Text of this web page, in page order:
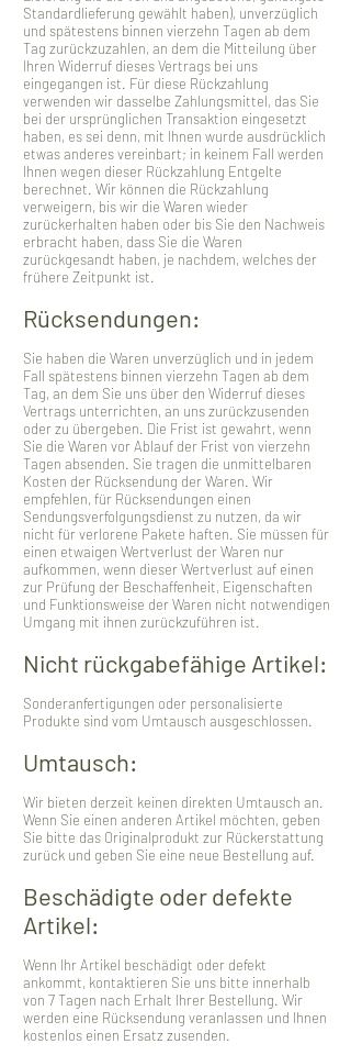
Standardlieferung gewählt haben), unverzüglich
und spätestens binnen vierzehn Tagen ab dem
Tag zurückzuzahlen, an dem die Mitteilung über
Ihren Widerruf dieses Vertrags bei uns
eingegangen ist. Für diese Rückzahlung
verwenden wir dasselbe Zahlungsmittel, das Sie
bei der ursprünglichen Transaktion eingesetzt
haben, es sei denn, mit Ihnen wurde ausdrücklich
etwas anderes vereinbart; in keinem Fall werden
Ihnen wegen dieser Rückzahlung Entgelte
berechnet. Wir können die Rückzahlung
verweigern, bis wir die Waren wieder
zurückerhalten haben oder bis Sie den Nachweis
erbracht haben, dass Sie die Waren
zurückgesandt haben, je nachdem, welches der
frühere Zeitpunkt ist.
Rücksendungen:
Sie haben die Waren unverzüglich und in jedem
Fall spätestens binnen vierzehn Tagen ab dem
Tag, an dem Sie uns über den Widerruf dieses
Vertrags unterrichten, an uns zurückzusenden
oder zu übergeben. Die Frist ist gewahrt, wenn
Sie die Waren vor Ablauf der Frist von vierzehn
Tagen absenden. Sie tragen die unmittelbaren
Kosten der Rücksendung der Waren. Wir
empfehlen, für Rücksendungen einen
Sendungsverfolgungsdienst zu nutzen, da wir
nicht für verlorene Pakete haften. Sie müssen für
einen etwaigen Wertverlust der Waren nur
aufkommen, wenn dieser Wertverlust auf einen
zur Prüfung der Beschaffenheit, Eigenschaften
und Funktionsweise der Waren nicht notwendigen
Umgang mit ihnen zurückzuführen ist.
Nicht rückgabefähige Artikel:
Sonderanfertigungen oder personalisierte
Produkte sind vom Umtausch ausgeschlossen.
Umtausch:
Wir bieten derzeit keinen direkten Umtausch an.
Wenn Sie einen anderen Artikel möchten, geben
Sie bitte das Originalprodukt zur Rückerstattung
zurück und geben Sie eine neue Bestellung auf.
Beschädigte oder defekte
Artikel:
Wenn Ihr Artikel beschädigt oder defekt
ankommt, kontaktieren Sie uns bitte innerhalb
von 7 Tagen nach Erhalt Ihrer Bestellung. Wir
werden eine Rücksendung veranlassen und Ihnen
kostenlos einen Ersatz zusenden.